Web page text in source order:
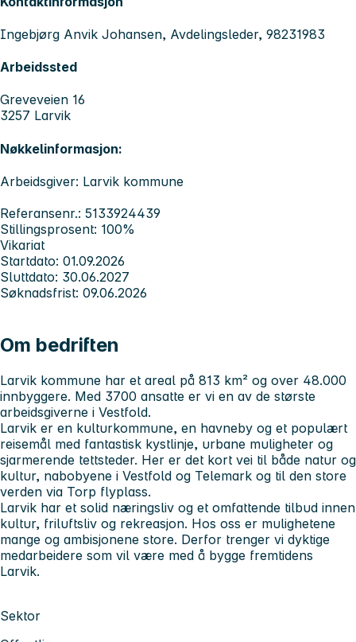
Ingebjørg Anvik Johansen, Avdelingsleder, 98231983
Arbeidssted
Greveveien 16
3257 Larvik
Nøkkelinformasjon:
Arbeidsgiver: Larvik kommune
Referansenr.: 5133924439
Stillingsprosent: 100%
Vikariat
Startdato: 01.09.2026
Sluttdato: 30.06.2027
Søknadsfrist: 09.06.2026
Om bedriften
Larvik kommune har et areal på 813 km² og over 48.000
innbyggere. Med 3700 ansatte er vi en av de største
arbeidsgiverne i Vestfold.
Larvik er en kulturkommune, en havneby og et populært
reisemål med fantastisk kystlinje, urbane muligheter og
sjarmerende tettsteder. Her er det kort vei til både natur og
kultur, nabobyene i Vestfold og Telemark og til den store
verden via Torp flyplass.
Larvik har et solid næringsliv og et omfattende tilbud innen
kultur, friluftsliv og rekreasjon. Hos oss er mulighetene
mange og ambisjonene store. Derfor trenger vi dyktige
medarbeidere som vil være med å bygge fremtidens
Larvik.
Sektor